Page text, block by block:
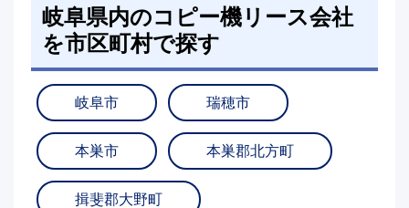
岐阜県内のコピー機リース会社
を市区町村で探す
岐阜市 瑞穂市
本巣市 本巣郡北方町
揖斐郡大野町